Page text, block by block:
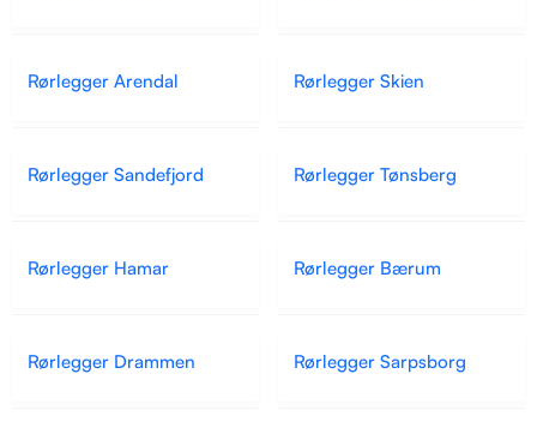
Rørlegger Arendal Rørlegger Skien
Rørlegger Sandefjord Rørlegger Tønsberg
Rørlegger Hamar Rørlegger Bærum
Rørlegger Drammen Rørlegger Sarpsborg